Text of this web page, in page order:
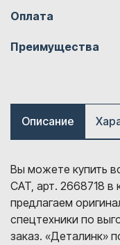
Оплата
Преимущества
Описание
Вы можете купить
CAT, арт. 2668718
предлагаем
спецтехники по
заказ. «Деталинк»